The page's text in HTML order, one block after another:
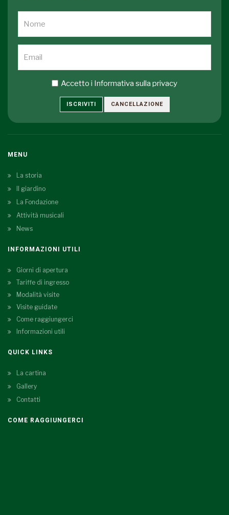
Accetto i Informativa sulla privacy
ISCRIVITI CANCELLAZIONE
MENU
La storia
Il giardino
La Fondazione
Attività musicali
News
INFORMAZIONI UTILI
Giorni di apertura
Tariffe di ingresso
Modalità visite
Visite guidate
Come raggiungerci
Informazioni utili
QUICK LINKS
La cartina
Gallery
Contatti
COME RAGGIUNGERCI